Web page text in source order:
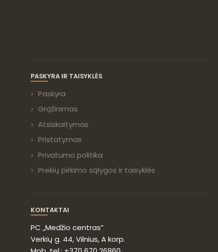
PASKYRA IR TAISYKLĖS
Paskyra
Grąžinimas
Atsiskaitymas
Pristatymas
Privatumo politika
Prekių pirkimo sąlygos ir taisyklės
KONTAKTAI
PC „Medžio centras”
Verkių g. 44, Vilnius, A korp.